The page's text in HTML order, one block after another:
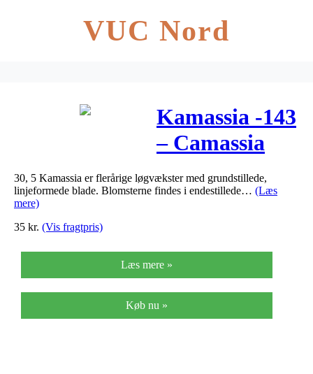
VUC Nord
Kamassia -143
– Camassia
quamash
30, 5 Kamassia er flerårige løgvækster med grundstillede,
linjeformede blade. Blomsterne findes i endestillede… (Læs
mere)
35 kr. (Vis fragtpris)
Læs mere »
Køb nu »